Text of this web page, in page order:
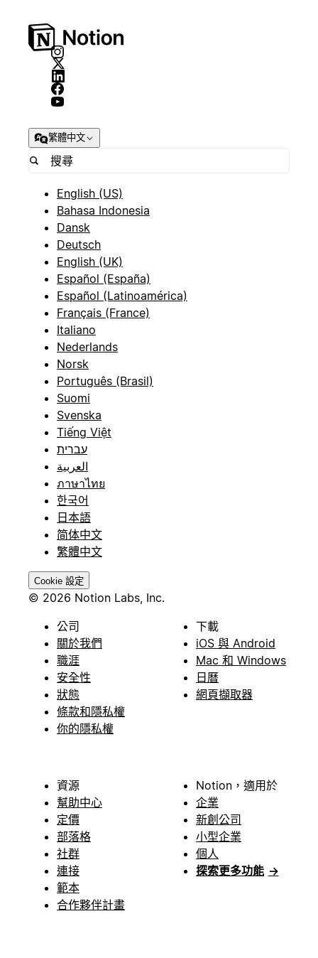
繁體中文
English (US)
Bahasa Indonesia
Dansk
Deutsch
English (UK)
Español (España)
Español (Latinoamérica)
Français (France)
Italiano
Nederlands
Norsk
Português (Brasil)
Suomi
Svenska
Tiếng Việt
עברית
العربية
ภาษาไทย
한국어
日本語
简体中文
繁體中文
Cookie 設定
© 2026 Notion Labs, Inc.
公司
關於我們
職涯
安全性
狀態
條款和隱私權
你的隱私權
下載
iOS 與 Android
Mac 和 Windows
日曆
網頁擷取器
資源
幫助中心
定價
部落格
社群
連接
範本
合作夥伴計畫
Notion，適用於
企業
新創公司
小型企業
個人
探索更多功能 →